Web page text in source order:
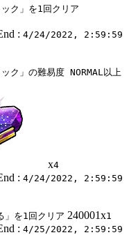
ク」を1回クリア
: 4/24/2022, 2:59:59
ク」の難易度 NORMAL以上
x4
: 4/24/2022, 2:59:59
」を1回クリア 240001x1
: 4/25/2022, 2:59:59